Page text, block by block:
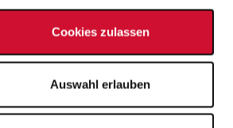
Cookies zulassen
Auswahl erlauben
zu einer Stellenausschreibung
sich bitte an die*den in der
genannte*n